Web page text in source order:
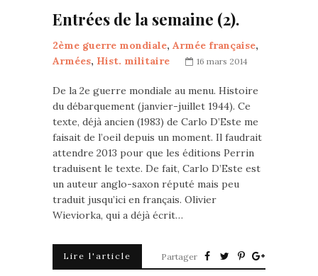
Entrées de la semaine (2).
2ème guerre mondiale, Armée française,
Armées, Hist. militaire 16 mars 2014
De la 2e guerre mondiale au menu. Histoire
du débarquement (janvier-juillet 1944). Ce
texte, déjà ancien (1983) de Carlo D’Este me
faisait de l’oeil depuis un moment. Il faudrait
attendre 2013 pour que les éditions Perrin
traduisent le texte. De fait, Carlo D’Este est
un auteur anglo-saxon réputé mais peu
traduit jusqu’ici en français. Olivier
Wieviorka, qui a déjà écrit…
Lire l'article Partager